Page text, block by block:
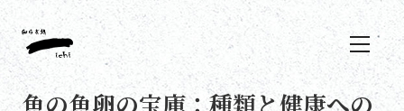
魚の魚卵の宝庫：種類と健康への